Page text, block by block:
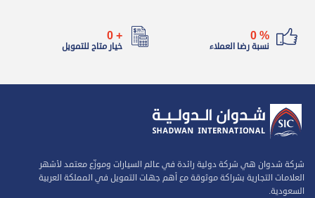
%
0
نسبة رضا العملاء
+
0
خيار متاح للتمويل
شركة شدوان هي شركة دولية رائدة في عالم السيارات وموزّع معتمد لأشهر
العلامات التجارية بشراكة موثوقة مع أهم جهات التمويل في المملكة العربية
السعودية.